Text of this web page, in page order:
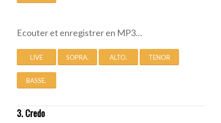
Ecouter et enregistrer en MP3…
LIVE SOPRA. ALTO. TENOR
BASSE.
3. Credo